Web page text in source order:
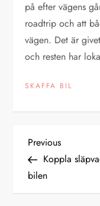
på efter vägens
roadtrip och att
vägen. Det är
och resten har
SKAFFA BIL
I
n
Previous
Post
Previous
Koppla
bilen